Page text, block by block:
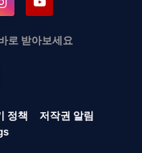
로 받아보세요
정책
저작권 알림